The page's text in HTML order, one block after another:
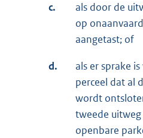
c.
als door de
op
aangetast; of
d.
als er sprake
perceel dat al
wordt
tweede
openbare